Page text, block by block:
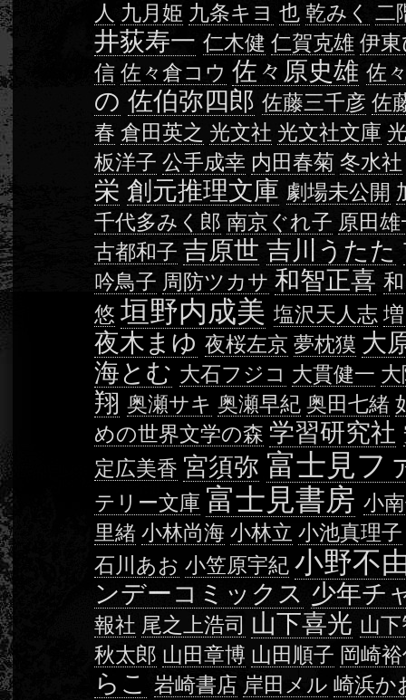
人 九月姫 九条キヨ 也 乾みく 二
井荻寿一 仁木健 仁賀克雄 伊
信 佐々倉コウ 佐々原史雄 佐
の 佐伯弥四郎 佐藤三千彦 佐
春 倉田英之 光文社 光文社文庫
板洋子 公手成幸 内田春菊 冬水社
栄 創元推理文庫 劇場未公開
千代多みく郎 南京ぐれ子 原田雄
古都和子 吉原世 吉川うたた
吟鳥子 周防ツカサ 和智正喜
悠 垣野内成美 塩沢天人志
夜木まゆ 夜桜左京 夢枕獏 大
海とむ 大石フジコ 大貫健一
翔 奥瀬サキ 奥瀬早紀 奥田七緒
めの世界文学の森 学習研究社
定広美香 宮須弥 富士見フ
テリー文庫 富士見書房 小
里緒 小林尚海 小林立 小池真理子
石川あお 小笠原宇紀 小野不
ンデーコミックス 少年チ
報社 尾之上浩司 山下喜光 山
秋太郎 山田章博 山田順子 岡崎
らこ 岩崎書店 岸田メル 崎浜か